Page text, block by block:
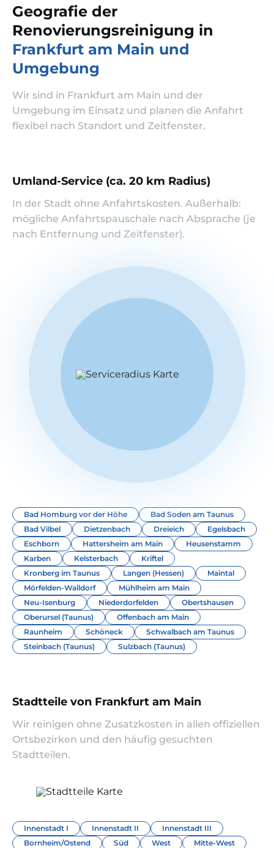
Geografie der
Renovierungsreinigung in
Frankfurt am Main und
Umgebung
Wir sind in Frankfurt am Main und der
Umgebung im Einsatz und planen die Anfahrt
flexibel nach Standort und Zeitfenster.
Umland-Service (ca. 20 km Radius)
In der Stadt ohne Anfahrtskosten. Außerhalb:
mögliche Anfahrtspauschale nach Absprache (je
nach Entfernung und Zeitfenster).
Bad Homburg vor der Höhe
Bad Soden am Taunus
Bad Vilbel
Dietzenbach Dreieich
Egelsbach
Eschborn
Hattersheim am Main
Heusenstamm
Karben
Kelsterbach
Kriftel
Kronberg im Taunus
Langen (Hessen)
Maintal
Mörfelden-Walldorf
Mühlheim am Main
Neu-Isenburg
Niederdorfelden
Obertshausen
Oberursel (Taunus)
Offenbach am Main
Raunheim
Schöneck
Schwalbach am Taunus
Steinbach (Taunus)
Sulzbach (Taunus)
Stadtteile von Frankfurt am Main
Wir reinigen ohne Zusatzkosten in allen offiziellen
Ortsbezirken und den häufig gesuchten
Stadtteilen.
Innenstadt I Innenstadt II
Innenstadt III
Bornheim/Ostend
Süd West
Mitte-West